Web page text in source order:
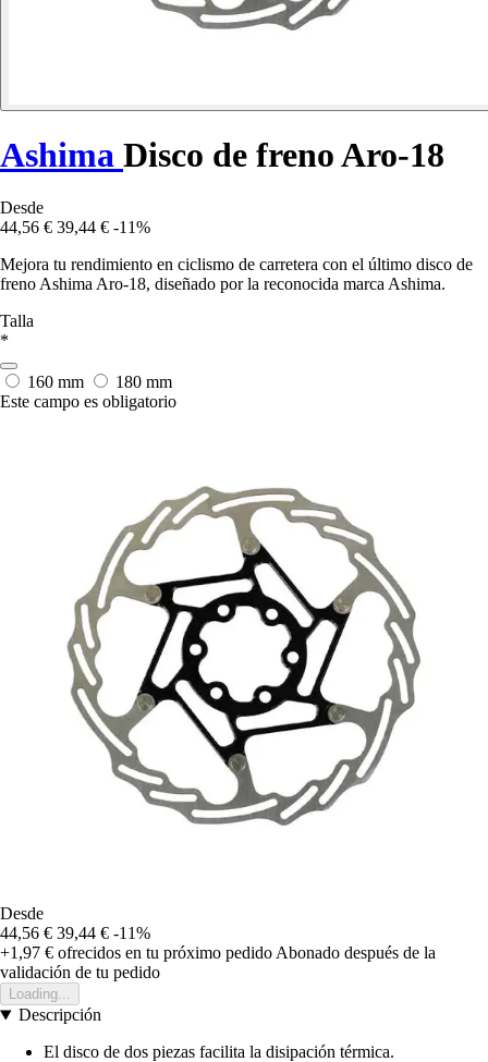
Ashima Disco de freno Aro-18
Desde
44,56 € 39,44 € -11%
Mejora tu rendimiento en ciclismo de carretera con el último disco de
freno Ashima Aro-18, diseñado por la reconocida marca Ashima.
Talla
*
160 mm
180 mm
Este campo es obligatorio
Desde
44,56 € 39,44 € -11%
+1,97 € ofrecidos en tu próximo pedido Abonado después de la
validación de tu pedido
Loading...
Descripción
El disco de dos piezas facilita la disipación térmica.